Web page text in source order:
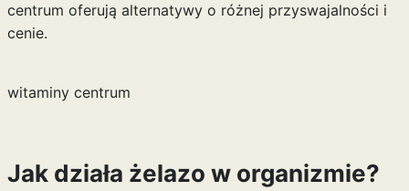
centrum oferują alternatywy o różnej przyswajalności i
cenie.
witaminy centrum
Jak działa żelazo w organizmie?